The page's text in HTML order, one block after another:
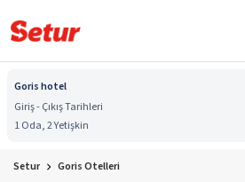
Goris hotel
Giriş - Çıkış Tarihleri
1 Oda, 2 Yetişkin
Setur Goris Otelleri